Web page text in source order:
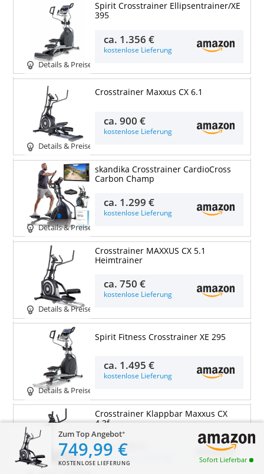
Zum Top Angebot
749,99 €
KOSTENLOSE LIEFERUNG Sofort Lieferbar
Details & Preise
Spirit Crosstrainer Ellipsentrainer/XE
395
ca. 1.356 €
kostenlose Lieferung
Details & Preise
Crosstrainer Maxxus CX 6.1
ca.900 €
kostenlose Lieferung
Details & Preise
skandika Crosstrainer CardioCross
Carbon Champ
ca. 1.299 €
kostenlose Lieferung
Details & Preise
Crosstrainer MAXXUS CX 5.1
Heimtrainer
ca.750 €
kostenlose Lieferung
Details & Preise
Spirit Fitness Crosstrainer XE 295
ca. 1.495 €
kostenlose Lieferung
Crosstrainer Klappbar Maxxus CX
4.3f
ca.700 €
kostenlose Lieferung